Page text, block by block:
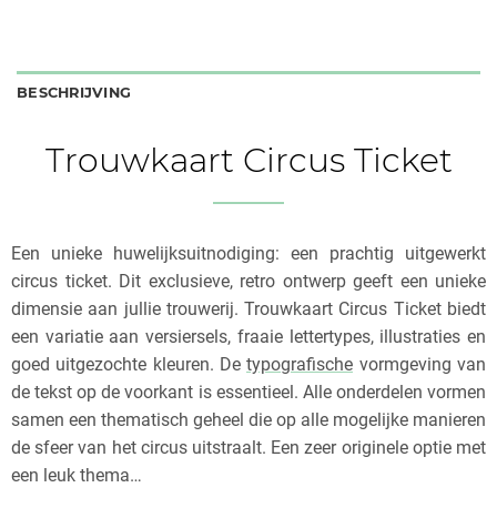
BESCHRIJVING
Trouwkaart Circus Ticket
Een unieke huwelijksuitnodiging: een prachtig uitgewerkt
circus ticket. Dit exclusieve, retro ontwerp geeft een unieke
dimensie aan jullie trouwerij. Trouwkaart Circus Ticket biedt
een variatie aan versiersels, fraaie lettertypes, illustraties en
goed uitgezochte kleuren. De typografische vormgeving van
de tekst op de voorkant is essentieel. Alle onderdelen vormen
samen een thematisch geheel die op alle mogelijke manieren
de sfeer van het circus uitstraalt. Een zeer originele optie met
een leuk thema…